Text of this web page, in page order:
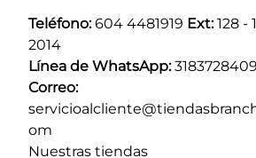
Teléfono: 604 4481919 Ext: 128 -
2014
Línea de WhatsApp: 3183728409
Correo:
om
Nuestras tiendas